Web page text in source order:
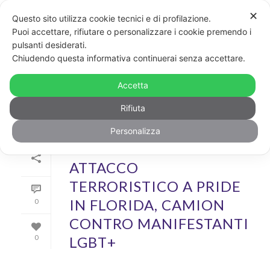
ARCHIVIO
0
0
ATTACCO
TERRORISTICO A PRIDE
IN FLORIDA, CAMION
CONTRO MANIFESTANTI
LGBT+
✕
Questo sito utilizza cookie tecnici e di profilazione.
Puoi accettare, rifiutare o personalizzare i cookie premendo i
pulsanti desiderati.
Chiudendo questa informativa continuerai senza accettare.
Accetta
Rifiuta
Personalizza